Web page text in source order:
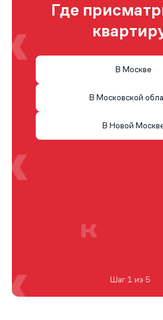
Где
В Москве
В Московской
В Новой
Шаг 1 из 5